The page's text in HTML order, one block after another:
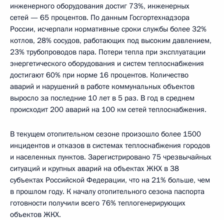
инженерного оборудования достиг 73%, инженерных
сетей — 65 процентов. По данным Госгортехнадзора
России, исчерпали нормативные сроки службы более 32%
котлов, 28% сосудов, работающих под высоким давлением,
23% трубопроводов пара. Потери тепла при эксплуатации
энергетического оборудования и систем теплоснабжения
достигают 60% при норме 16 процентов. Количество
аварий и нарушений в работе коммунальных объектов
выросло за последние 10 лет в 5 раз. В год в среднем
происходит 200 аварий на 100 км сетей теплоснабжения.
В текущем отопительном сезоне произошло более 1500
инцидентов и отказов в системах теплоснабжения городов
и населенных пунктов. Зарегистрировано 75 чрезвычайных
ситуаций и крупных аварий на объектах ЖКХ в 38
субъектах Российской Федерации, что на 21% больше, чем
в прошлом году. К началу отопительного сезона паспорта
готовности получили всего 76% теплогенерирующих
объектов ЖКХ.